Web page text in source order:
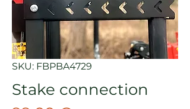
SKU: FBPBA4729
Stake connection